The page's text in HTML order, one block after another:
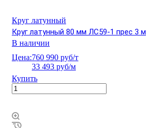
Круг латунный
Круг латунный 80 мм ЛС59-1 прес 3 м
В наличии
Цена:760 990 руб/т
33 493 руб/м
Купить